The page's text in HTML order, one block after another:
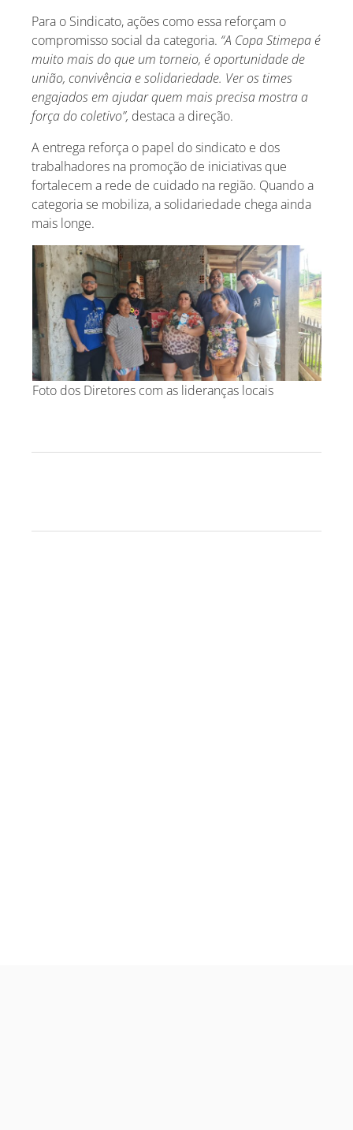
Para o Sindicato, ações como essa reforçam o
compromisso social da categoria. “A Copa Stimepa é
muito mais do que um torneio, é oportunidade de
união, convivência e solidariedade. Ver os times
engajados em ajudar quem mais precisa mostra a
força do coletivo”, destaca a direção.
A entrega reforça o papel do sindicato e dos
trabalhadores na promoção de iniciativas que
fortalecem a rede de cuidado na região. Quando a
categoria se mobiliza, a solidariedade chega ainda
mais longe.
Foto dos Diretores com as lideranças locais